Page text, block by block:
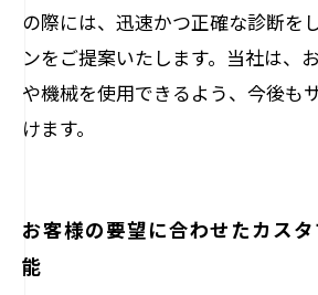
の際には、迅速かつ正確な診断を
ンをご提案いたします。当社は、
や機械を使用できるよう、今後も
けます。
お客様の要望に合わせたカス
能